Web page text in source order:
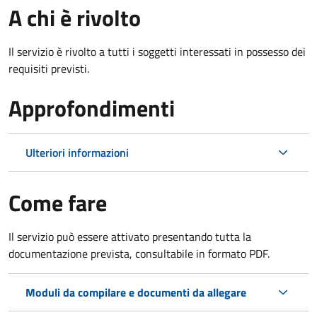
A chi è rivolto
Il servizio è rivolto a tutti i soggetti interessati in possesso dei
requisiti previsti.
Approfondimenti
Ulteriori informazioni
Come fare
Il servizio può essere attivato presentando tutta la
documentazione prevista, consultabile in formato PDF.
Moduli da compilare e documenti da allegare